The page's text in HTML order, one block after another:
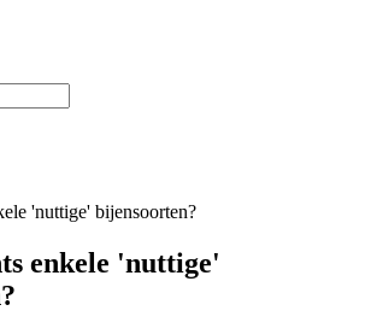
enkele 'nuttige'